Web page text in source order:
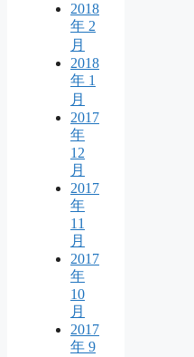
2018
年 2
月
2018
年 1
月
2017
年
12
月
2017
年
11
月
2017
年
10
月
2017
年 9